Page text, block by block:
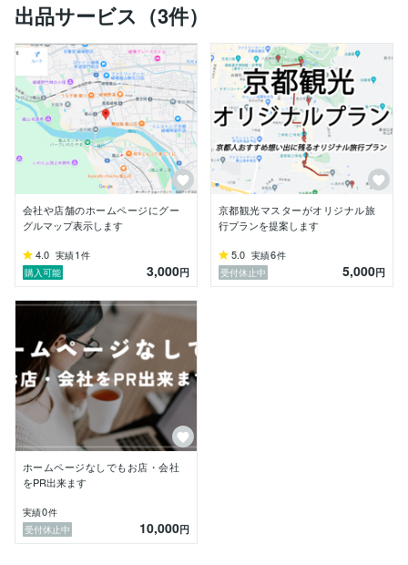
を制作＆運営しています。Bootstrapをベースにオリジ
ナルのテーマを開発。プラグインは、必要最小限におさ
え、functionsにコードを追加してカスタマイズしてい
ます。英語サイトは、AIによる自動翻訳で作成しまし
た。
レスポンシブWebデザインですが、PC向けのデザイン
です。表示速度を上げるため、スマホ向けには表示数を
動的に減らしたり内容の一部を変更しています。PageS
peed Insightsでは、携帯電話向けパフォーマンス95、
デスクトップパフォーマンス100。（2024年1月12日現
在）SEOを重視したサイトを作っています。
キングなど）を使って動的サイト作成。Google Maps A
PIが有料化前は、JavaScriptでカスタマイズした地図を
作成。Adobe Photoshopで写真と画像加工を少し。
WordPressで作成されたサイトなら、データベースから
データの引っ越し（レンタルサーバー変更）も可能で
す。
出品サービス（3件）
会社や店舗のホームページにグー
グルマップ表示します
4.0 実績1 件
購入可能
3,000円
京都観光マスターがオリジナル旅
行プランを提案します
5.0 実績6件
受付休止中
5,000円
ホームページなしでもお店・会社
をPR出来ます
実績0件
受付休止中
10,000円